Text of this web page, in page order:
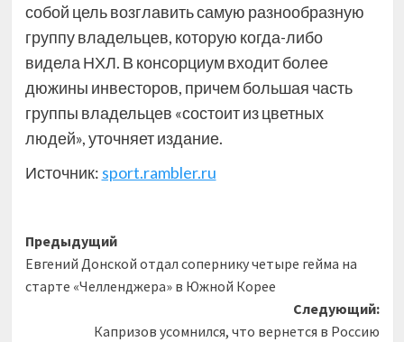
собой цель возглавить самую разнообразную
группу владельцев, которую когда-либо
видела НХЛ. В консорциум входит более
дюжины инвесторов, причем большая часть
группы владельцев «состоит из цветных
людей», уточняет издание.
Источник: sport.rambler.ru
Навигация
записи
Предыдущий
Евгений Донской отдал сопернику четыре гейма на
старте «Челленджера» в Южной Корее
Следующий:
Капризов усомнился, что вернется в Россию